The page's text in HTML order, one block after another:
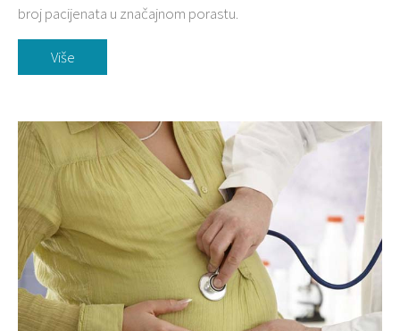
broj pacijenata u značajnom porastu.
Više